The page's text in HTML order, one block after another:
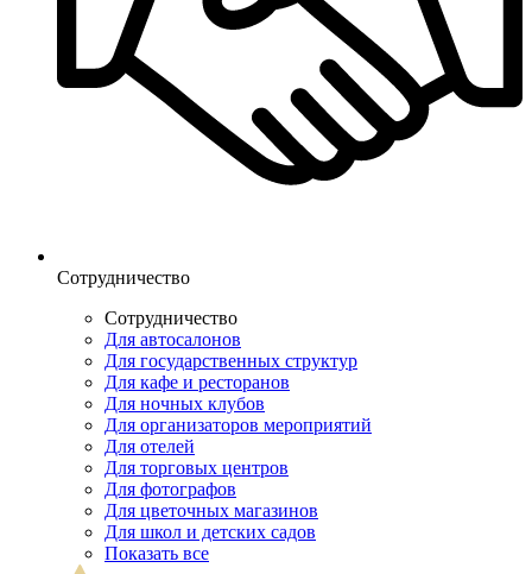
Сотрудничество
Сотрудничество
Для автосалонов
Для государственных структур
Для кафе и ресторанов
Для ночных клубов
Для организаторов мероприятий
Для отелей
Для торговых центров
Для фотографов
Для цветочных магазинов
Для школ и детских садов
Показать все